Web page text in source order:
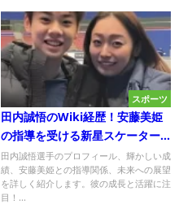
スポーツ
田内誠悟のWiki経歴！安藤美姫
の指導を受ける新星スケーター
の軌跡と未来!
田内誠悟選手のプロフィール、輝かしい成
績、安藤美姫との指導関係、未来への展望
を詳しく紹介します。彼の成長と活躍に注
目！...